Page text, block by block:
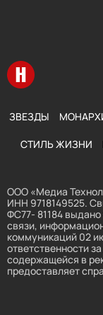
Перейти на
ЗВЕЗДЫ
СТИЛЬ ЖИЗНИ
ООО «Медиа
ИНН 9718149525.
ФС77- 81184
связи,
коммуникаций 02
ответственности
содержащейся в
предоставляет